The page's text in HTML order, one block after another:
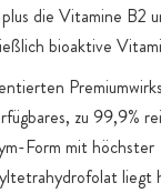
die Vitamine B2
bioaktive
zu 99,9%
Form mit höchster
liegt